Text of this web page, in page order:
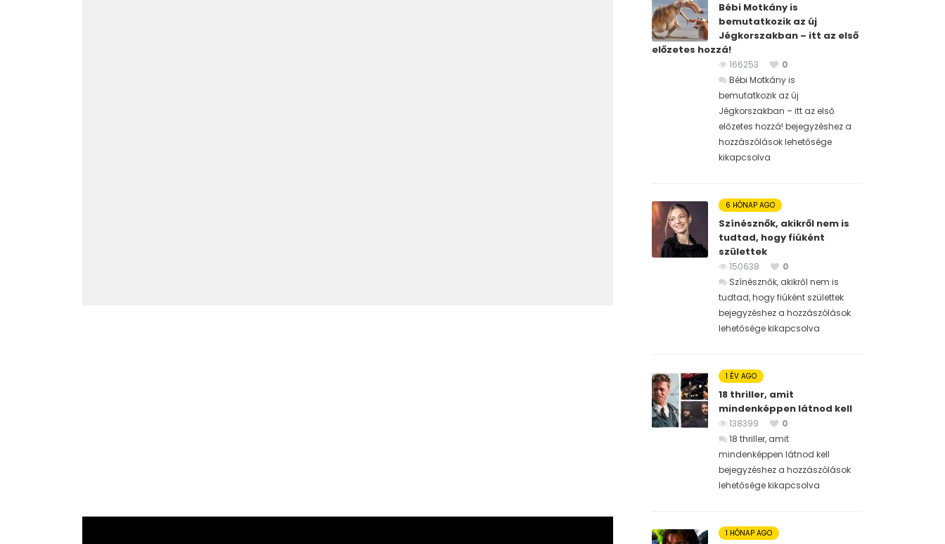
Bébi Motkány is
bemutatkozik az új
Jégkorszakban – itt az első
előzetes hozzá!
166253
0
Bébi Motkány is
bemutatkozik az új
Jégkorszakban – itt az első
előzetes hozzá! bejegyzéshez a
hozzászólások lehetősége
kikapcsolva
6 HÓNAP AGO
Színésznők, akikről nem is
tudtad, hogy fiúként
születtek
150638
0
Színésznők, akikről nem is
tudtad, hogy fiúként születtek
bejegyzéshez a hozzászólások
lehetősége kikapcsolva
1 ÉV AGO
18 thriller, amit
mindenképpen látnod kell
138399
0
18 thriller, amit
mindenképpen látnod kell
bejegyzéshez a hozzászólások
lehetősége kikapcsolva
1 HÓNAP AGO